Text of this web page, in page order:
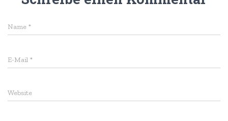
Name *
E-Mail *
Website